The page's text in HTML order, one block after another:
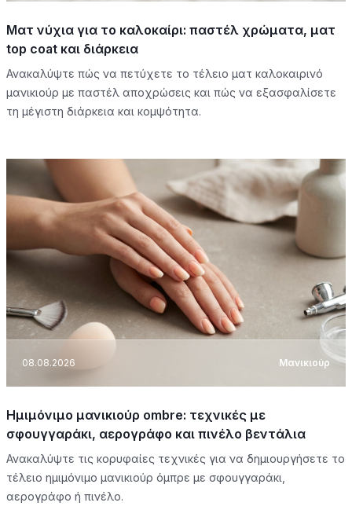
Ματ νύχια για το καλοκαίρι: παστέλ χρώματα, ματ
top coat και διάρκεια
Ανακαλύψτε πώς να πετύχετε το τέλειο ματ καλοκαιρινό
μανικιούρ με παστέλ αποχρώσεις και πώς να εξασφαλίσετε
τη μέγιστη διάρκεια και κομψότητα.
08.08.2026 Μανικιούρ
Ημιμόνιμο μανικιούρ ombre: τεχνικές με
σφουγγαράκι, αερογράφο και πινέλο βεντάλια
Ανακαλύψτε τις κορυφαίες τεχνικές για να δημιουργήσετε το
τέλειο ημιμόνιμο μανικιούρ όμπρε με σφουγγαράκι,
αερογράφο ή πινέλο.